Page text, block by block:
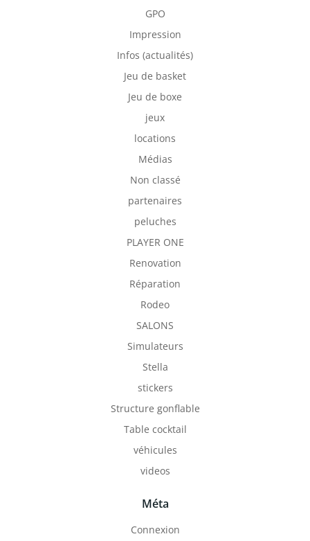
GPO
Impression
Infos (actualités)
Jeu de basket
Jeu de boxe
jeux
locations
Médias
Non classé
partenaires
peluches
PLAYER ONE
Renovation
Réparation
Rodeo
SALONS
Simulateurs
Stella
stickers
Structure gonflable
Table cocktail
véhicules
videos
Méta
Connexion